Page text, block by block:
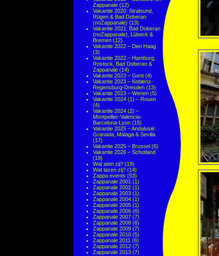
Zappanale (12)
Vakantie 2020: Stralsund,
Rügen & Bad Doberan
(noZappanale) (13)
Vakantie 2021: Bad Doberan
(noZappanale), Lübeck &
Bremen (12)
Vakantie 2022 – Den Haag
(3)
Vakantie 2022 – Hamburg,
Rostock, Bad Doberan &
Zappanale (14)
Vakantie 2023 – Gent (4)
Vakantie 2023 – Koblenz-
Regensburg-Dresden (13)
Vakantie 2023 – Wenen (5)
Vakantie 2024 (1) – Rouen
(4)
Vakantie 2024 (2) –
Montpellier-Valencia-
Barcelona-Lyon (15)
Vakantie 2025 – Andalusië:
Granada, Málaga & Sevilla
(17)
Vakantie 2025 – Brussel (6)
Vakantie 2026 – Schotland
(19)
Wat aten zij? (19)
Wat lazen zij? (14)
Zappa events (53)
Zappanale 2001 (1)
Zappanale 2002 (1)
Zappanale 2003 (1)
Zappanale 2004 (1)
Zappanale 2005 (1)
Zappanale 2006 (6)
Zappanale 2007 (7)
Zappanale 2008 (6)
Zappanale 2009 (7)
Zappanale 2010 (5)
Zappanale 2011 (6)
Zappanale 2012 (7)
Zappanale 2013 (7)